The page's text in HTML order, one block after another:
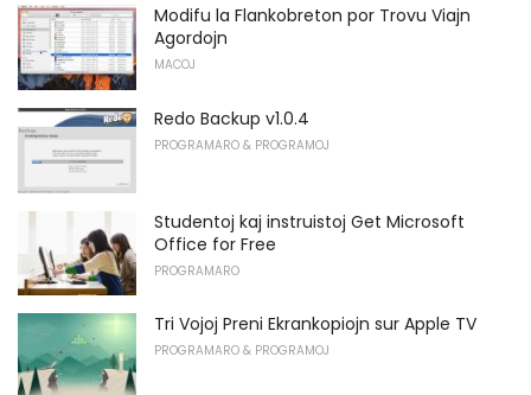
Modifu la Flankobreton por Trovu Viajn
Agordojn
MACOJ
Redo Backup v1.0.4
PROGRAMARO & PROGRAMOJ
Studentoj kaj instruistoj Get Microsoft
Office for Free
PROGRAMARO
Tri Vojoj Preni Ekrankopiojn sur Apple TV
PROGRAMARO & PROGRAMOJ